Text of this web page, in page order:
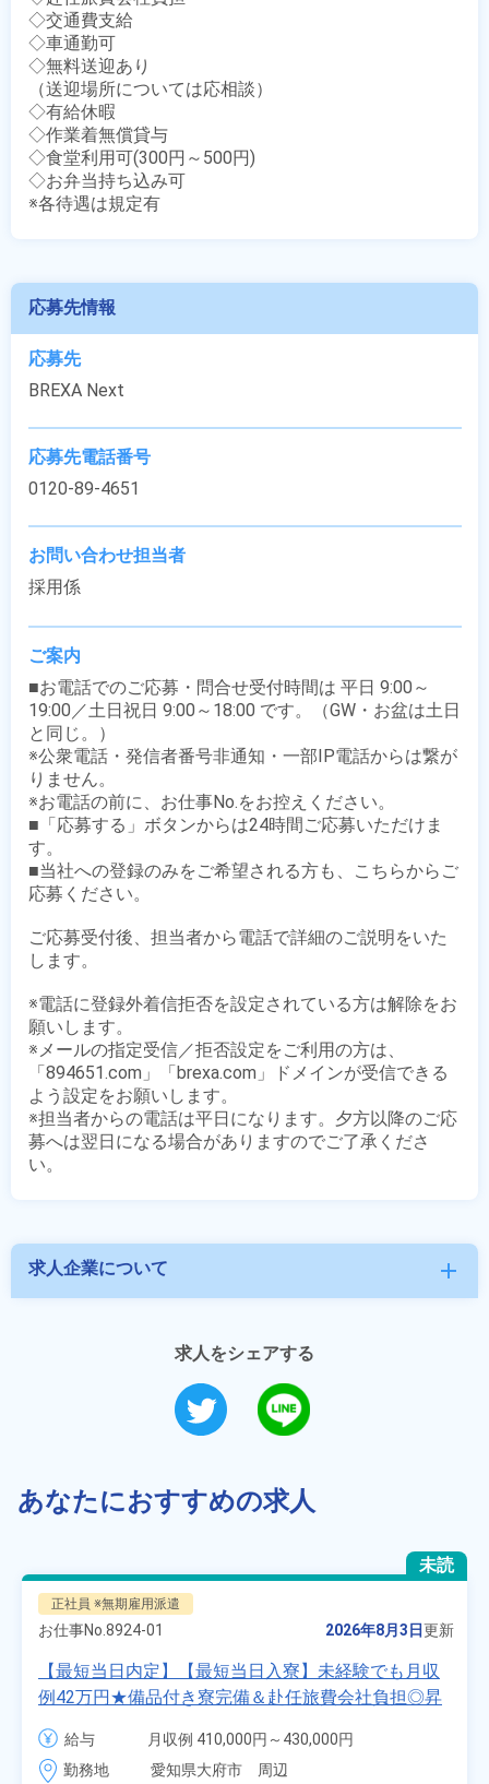
◇交通費支給
◇車通勤可
◇無料送迎あり
（送迎場所については応相談）
◇有給休暇
◇作業着無償貸与
◇食堂利用可(300円～500円)
◇お弁当持ち込み可
※各待遇は規定有
応募先情報
応募先
BREXA Next
応募先電話番号
0120-89-4651
お問い合わせ担当者
採用係
ご案内
■お電話でのご応募・問合せ受付時間は 平日 9:00～
19:00／土日祝日 9:00～18:00 です。（GW・お盆は土日
と同じ。）
※公衆電話・発信者番号非通知・一部IP電話からは繋が
りません。
※お電話の前に、お仕事No.をお控えください。
■「応募する」ボタンからは24時間ご応募いただけま
す。
■当社への登録のみをご希望される方も、こちらからご
応募ください。
ご応募受付後、担当者から電話で詳細のご説明をいた
します。
※電話に登録外着信拒否を設定されている方は解除をお
願いします。
※メールの指定受信／拒否設定をご利用の方は、
「894651.com」「brexa.com」ドメインが受信できる
よう設定をお願いします。
※担当者からの電話は平日になります。夕方以降のご応
募へは翌日になる場合がありますのでご了承くださ
求人企業について add
求人をシェアする
あなたにおすすめの求人
未読
正社員 ※無期雇用派遣
お仕事No. 8924-01 2026年8月3日更新
【最短当日内定】【最短当日入寮】未経験でも月収
例42万円★備品付き寮完備＆赴任旅費会社負担◎昇
給・業績賞与あり！組立や塗装など自動車製造の各
種作業！《愛知県大府市》
給与
月収例 410,000円～430,000円
月給 277,000円～277,000円
勤務地
愛知県大府市　周辺